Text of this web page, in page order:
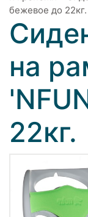
бежевое до 22кг.
на
22кг.